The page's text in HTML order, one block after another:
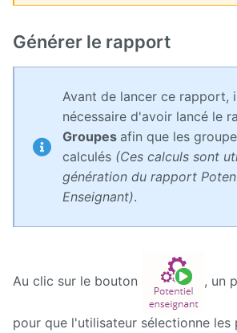
Générer le rapport
Avant de lancer ce rapport,
nécessaire d'avoir lancé le
Groupes afin que les
calculés (Ces calculs sont
génération du rapport
Enseignant).
Au clic sur le bouton , un
pour que l'utilisateur sélectionne les